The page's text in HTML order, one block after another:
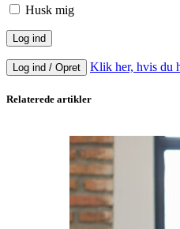
Husk mig
Log ind / Opret Klik her, hvis du
Relaterede artikler